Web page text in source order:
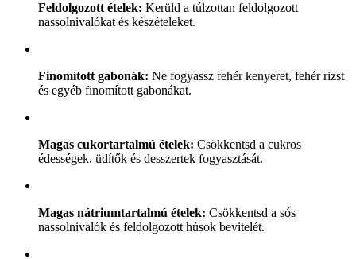
Feldolgozott ételek: Kerüld a túlzottan feldolgozott
nassolnivalókat és készételeket.
Finomított gabonák: Ne fogyassz fehér kenyeret, fehér rizst
és egyéb finomított gabonákat.
Magas cukortartalmú ételek: Csökkentsd a cukros
édességek, üdítők és desszertek fogyasztását.
Magas nátriumtartalmú ételek: Csökkentsd a sós
nassolnivalók és feldolgozott húsok bevitelét.